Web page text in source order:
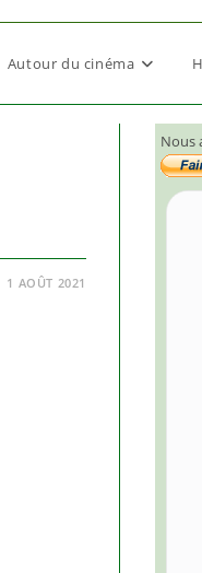
Autour du cinéma
1 AOÛT 2021
Nous